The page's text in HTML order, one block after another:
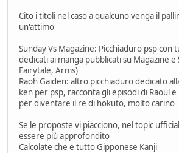
Cito i titoli nel caso a qualcuno venga il
un'attimo
Sunday Vs Magazine: Picchiaduro psp con
dedicati ai manga pubblicati su Magazine
Fairytale, Arms)
Raoh Gaiden: altro picchiaduro dedicato
ken per psp, racconta gli episodi di Raoul e
per diventare il re di hokuto, molto carino
Se le proposte vi piacciono, nel topic
essere più approfondito
Calcolate che e tutto Gipponese Kanji